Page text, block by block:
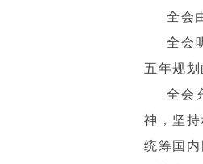
全会
全会
五年规
全会
神，坚
统筹国